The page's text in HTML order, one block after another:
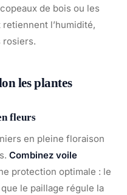
de bois ou les
l’humidité,
rosiers.
les plantes
fleurs
en pleine floraison
Combinez voile
protection optimale : le
le paillage régule la